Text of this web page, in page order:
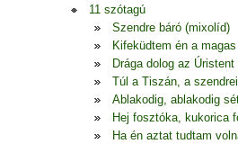
11 szótagú
Szendre báró (mixolíd)
Kifeküdtem én a
Drága dolog az Úristent
Túl a Tiszán, a
Ablakodig, ablakodig
Hej fosztóka, kukorica
Ha én aztat tudtam